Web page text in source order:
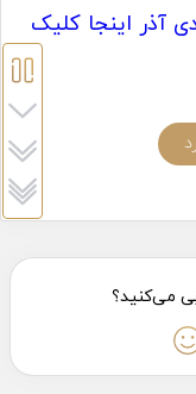
آذر اینجا کلیک